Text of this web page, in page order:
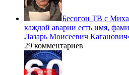
Бесогон ТВ с
каждой аварии есть имя,
Лазарь Моисеевич
29 комментариев